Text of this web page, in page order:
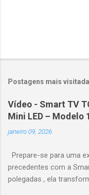
Postagens mais
Vídeo - Smart TV
Mini LED – Modelo
janeiro 09, 2026
Prepare-se para uma
precedentes com a
polegadas , ela